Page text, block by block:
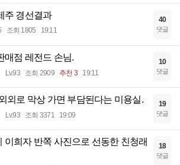
주 경선결과
조회 1805 19:11
40
댓글
매점 레전드 손님.
Lv.93 조회 2909 추천 3 19:11
10
댓글
외로 막상 가면 부담된다는 미용실.
Lv.93 조회 3371 19:09
19
댓글
이희자 반쪽 사진으로 선동한 친청래 18
댓글